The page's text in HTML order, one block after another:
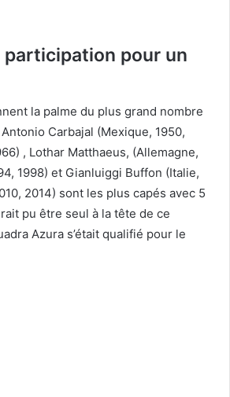
participation pour un
la palme du plus grand nombre
Carbajal (Mexique, 1950,
, Lothar Matthaeus, (Allemagne,
1998) et Gianluiggi Buffon (Italie,
2014) sont les plus capés avec 5
pu être seul à la tête de ce
Azura s’était qualifié pour le